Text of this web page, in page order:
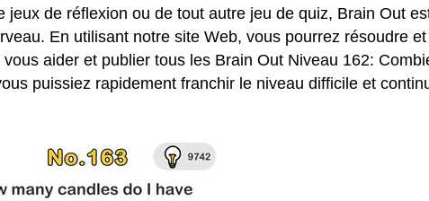
jeux de réflexion ou de tout autre jeu de quiz, Brain Out
En utilisant notre site Web, vous pourrez résoudre
aider et publier tous les Brain Out Niveau 162:
puissiez rapidement franchir le niveau difficile et